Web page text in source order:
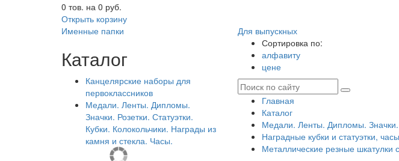
0 тов. на 0 руб.
Открыть корзину
Именные папки
Для выпускных
Каталог
Канцелярские наборы для
первоклассников
Медали. Ленты. Дипломы.
Значки. Розетки. Статуэтки.
Кубки. Колокольчики. Награды из
камня и стекла. Часы.
Сортировка по:
алфавиту
цене
Главная
Каталог
Медали. Ленты. Дипломы. Значки.
Наградные кубки и статуэтки, часы
Металлические резные шкатулки